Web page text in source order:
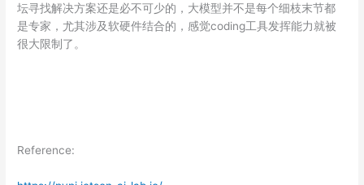
坛寻找解决方案还是必不可少的，大模型并不是每个细枝末节都
是专家，尤其涉及软硬件结合的，感觉coding工具发挥能力就被
很大限制了。
Reference: